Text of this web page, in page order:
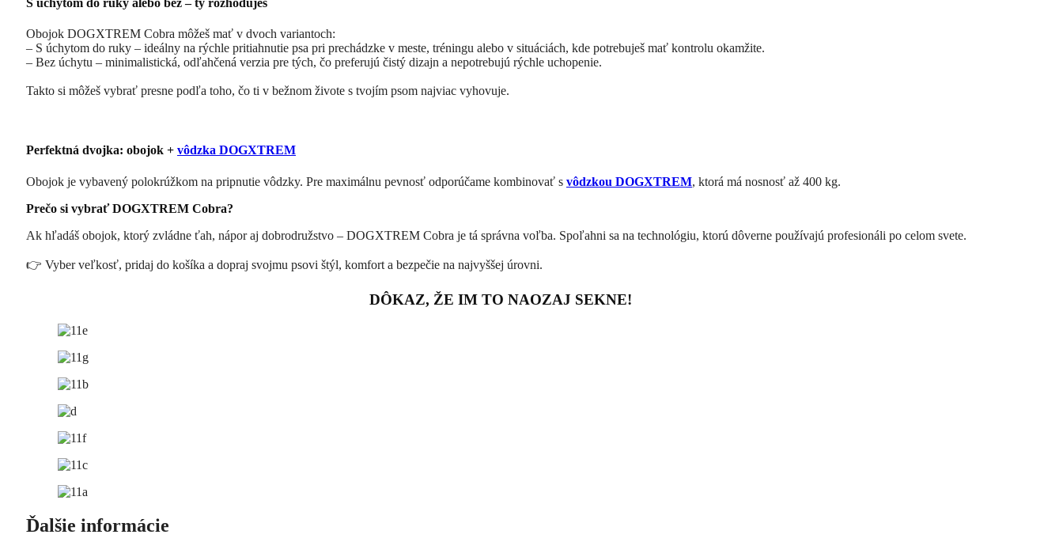
Obojok DOGXTREM Cobra môžeš mať v dvoch variantoch:
– S úchytom do ruky – ideálny na rýchle pritiahnutie psa pri prechádzke v meste, tréningu alebo v situáciách, kde potrebuješ mať kontrolu okamžite.
– Bez úchytu – minimalistická, odľahčená verzia pre tých, čo preferujú čistý dizajn a nepotrebujú rýchle uchopenie.
Takto si môžeš vybrať presne podľa toho, čo ti v bežnom živote s tvojím psom najviac vyhovuje.
Perfektná dvojka: obojok + vôdzka DOGXTREM
Obojok je vybavený polokrúžkom na pripnutie vôdzky. Pre maximálnu pevnosť odporúčame kombinovať s vôdzkou DOGXTREM, ktorá má nosnosť až 400 kg.
Prečo si vybrať DOGXTREM Cobra?
Ak hľadáš obojok, ktorý zvládne ťah, nápor aj dobrodružstvo – DOGXTREM Cobra je tá správna voľba. Spoľahni sa na technológiu, ktorú dôverne používajú profesionáli po celom svete.
👉 Vyber veľkosť, pridaj do košíka a dopraj svojmu psovi štýl, komfort a bezpečie na najvyššej úrovni.
DÔKAZ, ŽE IM TO NAOZAJ SEKNE!
Ďalšie informácie